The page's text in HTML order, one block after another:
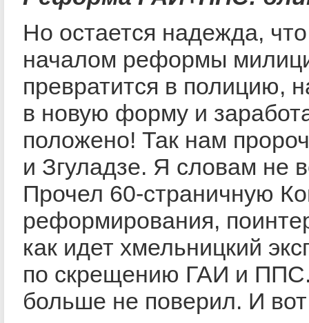
Но остается надежда,
началом реформы
превратится в полицию,
в новую форму и
положено! Так нам
и Згуладзе. Я словам не
Прочел 60-страничную
реформирования,
как идет хмельницкий
по скрещению ГАИ и
больше не поверил. И